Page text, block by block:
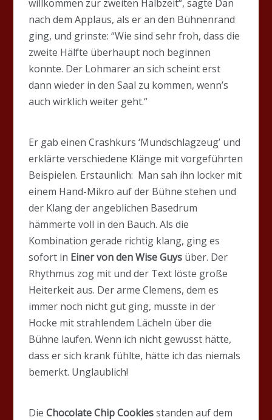
willkommen zur zweiten Halbzeit“, sagte Dän
nach dem Applaus, als er an den Bühnenrand
ging, und grinste: “Wie sind sehr froh, dass die
zweite Hälfte überhaupt noch beginnen
konnte. Der Lohmarer an sich scheint erst
dann wieder in den Saal zu kommen, wenn’s
auch wirklich weiter geht.“
Er gab einen Crashkurs ‘Mundschlagzeug’ und
erklärte verschiedene Klänge mit vorgeführten
Beispielen. Erstaunlich: Man sah ihn locker mit
einem Hand-Mikro auf der Bühne stehen und
der Klang der angeblichen Basedrum
hämmerte voll in den Bauch. Als die
Kombination gerade richtig klang, ging es
sofort in Einer von den Wise Guys über. Der
Rhythmus zog mit und der Text löste große
Heiterkeit aus. Der arme Clemens, dem es
immer noch nicht gut ging, musste in der
Hocke mit strahlendem Lächeln über die
Bühne laufen. Wenn ich nicht gewusst hätte,
dass er sich krank fühlte, hätte ich das niemals
bemerkt. Unglaublich!
DieChocolate Chip Cookiesstanden auf dem